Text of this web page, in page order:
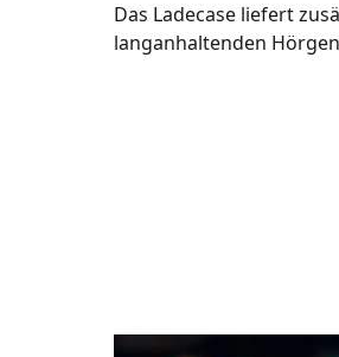
Das Ladecase liefert
langanhaltenden